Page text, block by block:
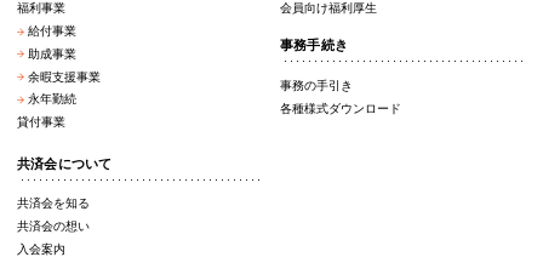
福利事業
給付事業
助成事業
余暇支援事業
永年勤続
貸付事業
会員向け福利厚生
事務手続き
事務の手引き
各種様式ダウンロード
共済会について
共済会を知る
共済会の想い
入会案内